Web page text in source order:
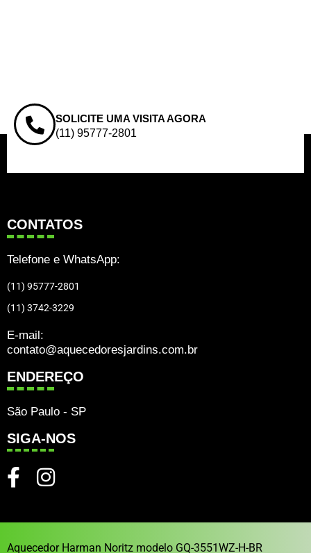
SOLICITE UMA VISITA AGORA
(11) 95777-2801
CONTATOS
Telefone e WhatsApp:
(11) 95777-2801
(11) 3742-3229
E-mail:
contato@aquecedoresjardins.com.br
ENDEREÇO
São Paulo - SP
SIGA-NOS
Aquecedor Harman Noritz modelo GQ-3551WZ-H-BR